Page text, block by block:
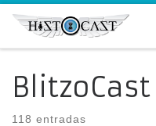
Saltar al contenido
BlitzoCast
118 entradas